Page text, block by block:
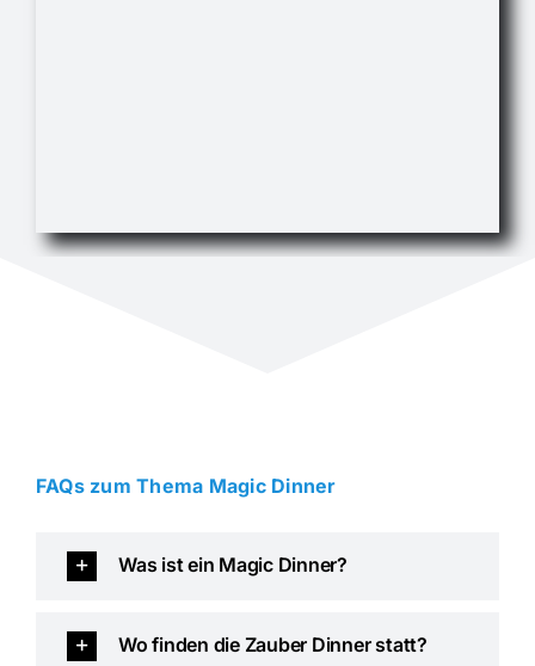
FAQs zum Thema Magic Dinner
Was ist ein Magic Dinner?
Wo finden die Zauber Dinner statt?